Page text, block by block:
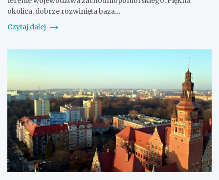
okolica, dobrze rozwinięta baza…
Czytaj dalej